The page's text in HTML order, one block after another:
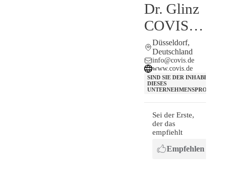
Dr. Glinz
COVIS
GmbH
Düsseldorf,
Deutschland
info@covis.de
www.covis.de
SIND SIE DER INHABER
DIESES
UNTERNEHMENSPROFILS?
Sei der Erste,
der das
empfiehlt
Empfehlen